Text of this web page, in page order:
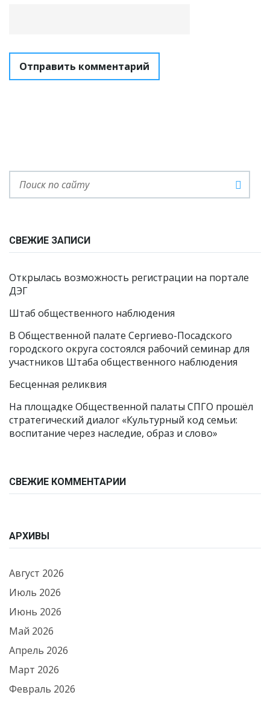
СВЕЖИЕ ЗАПИСИ
Открылась возможность регистрации на портале
ДЭГ
Штаб общественного наблюдения
В Общественной палате Сергиево-Посадского
городского округа состоялся рабочий семинар для
участников Штаба общественного наблюдения
Бесценная реликвия
На площадке Общественной палаты СПГО прошёл
стратегический диалог «Культурный код семьи:
воспитание через наследие, образ и слово»
СВЕЖИЕ КОММЕНТАРИИ
АРХИВЫ
Август 2026
Июль 2026
Июнь 2026
Май 2026
Апрель 2026
Март 2026
Февраль 2026